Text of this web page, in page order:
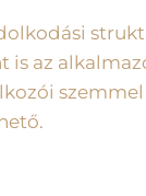
is az